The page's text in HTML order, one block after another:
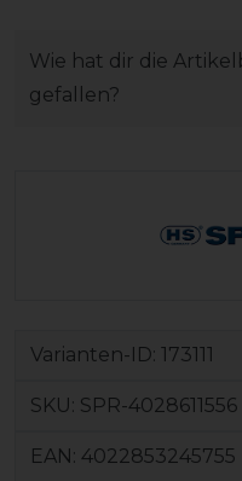
Wie hat dir die
gefallen?
Varianten-ID: 173111
SKU: SPR-4028611556
EAN: 4022853245755